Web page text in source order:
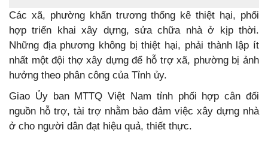
Các xã, phường khẩn trương thống kê thiệt hại, phối
hợp triển khai xây dựng, sửa chữa nhà ở kịp thời.
Những địa phương không bị thiệt hại, phải thành lập ít
nhất một đội thợ xây dựng để hỗ trợ xã, phường bị ảnh
hưởng theo phân công của Tỉnh ủy.
Giao Ủy ban MTTQ Việt Nam tỉnh phối hợp cân đối
nguồn hỗ trợ, tài trợ nhằm bảo đảm việc xây dựng nhà
ở cho người dân đạt hiệu quả, thiết thực.